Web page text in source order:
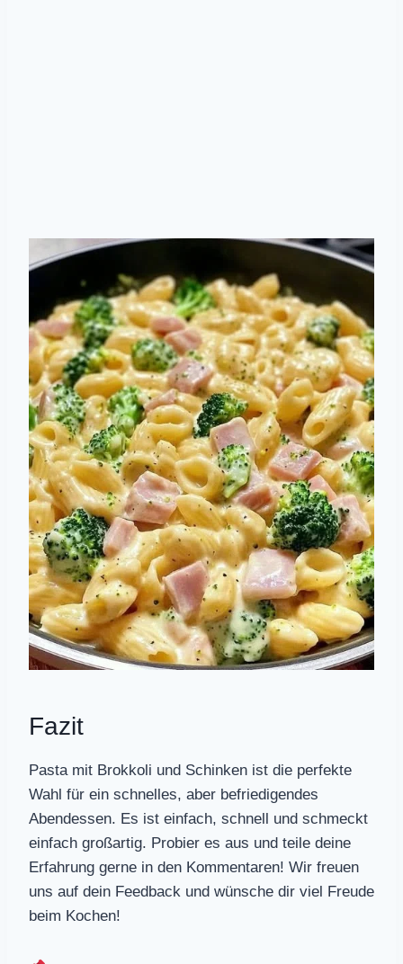
Fazit
Pasta mit Brokkoli und Schinken ist die perfekte
Wahl für ein schnelles, aber befriedigendes
Abendessen. Es ist einfach, schnell und schmeckt
einfach großartig. Probier es aus und teile deine
Erfahrung gerne in den Kommentaren! Wir freuen
uns auf dein Feedback und wünsche dir viel Freude
beim Kochen!